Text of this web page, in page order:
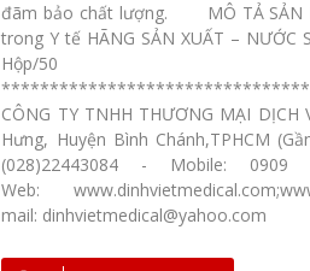
đãm bảo chất lượng. MÔ TẢ SẢN
trong Y tế HÃNG SẢN XUẤT – NƯỚC
Hộp/50
CÔNG TY TNHH THƯƠNG MẠI
Hưng, Huyện Bình
(028)22443084 - Mobile:
Web:
mail: dinhvietmedical@yahoo.com